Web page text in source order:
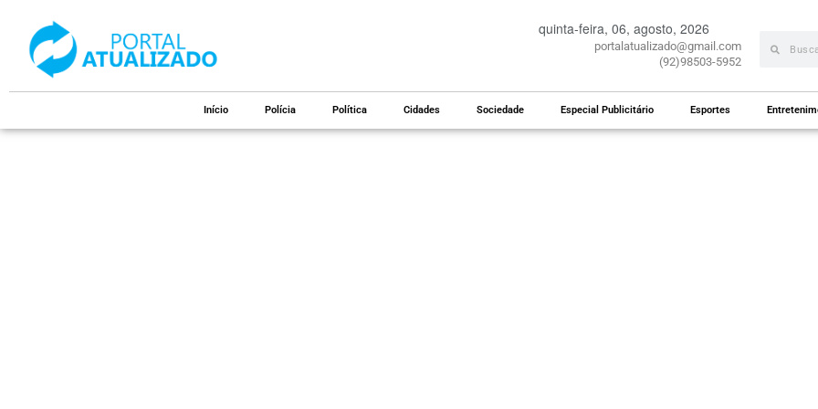
quinta-feira, 06, agosto, 2026
portalatualizado@gmail.com
(92)98503-5952
Início Polícia Política Cidades Sociedade Especial Publicitário Esportes